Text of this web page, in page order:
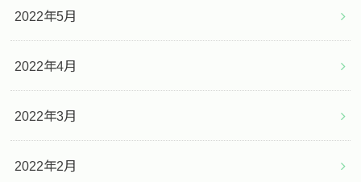
2022年5月
2022年4月
2022年3月
2022年2月